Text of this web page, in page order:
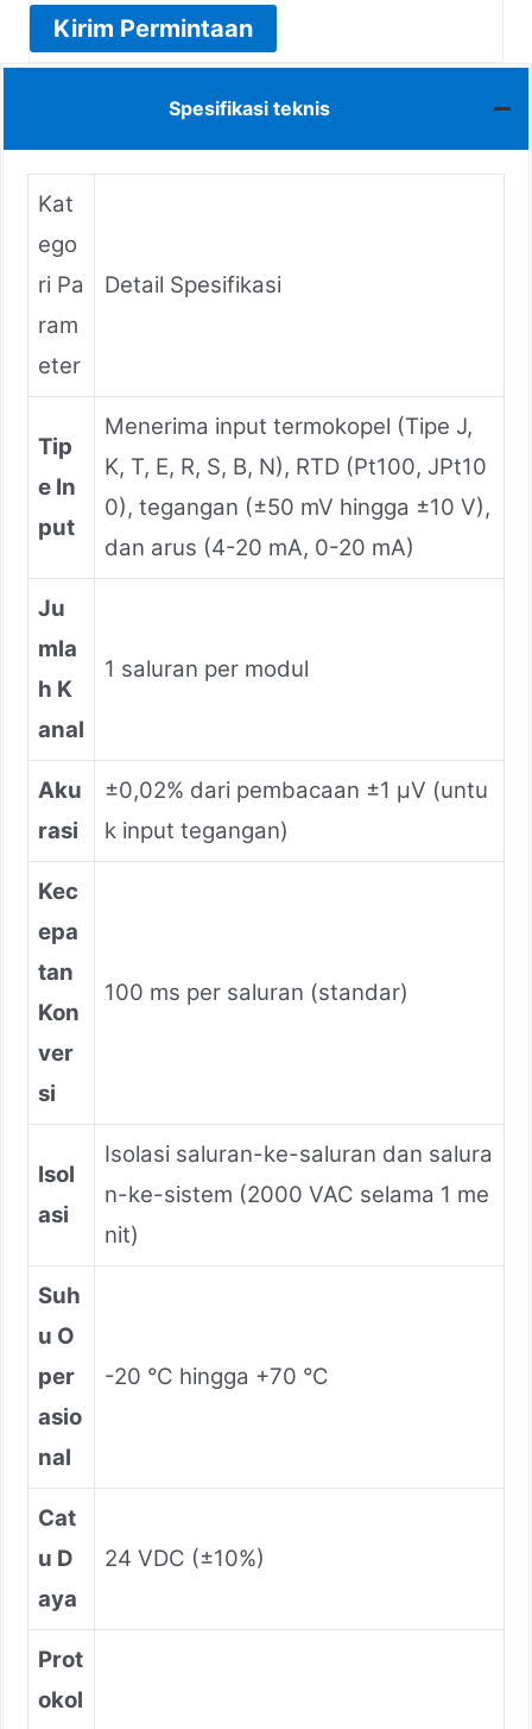
Kirim Permintaan
Spesifikasi teknis
Kat
ego
ri Pa
ram
eter
Detail Spesifikasi
Tip
e In
put
Menerima input termokopel (Tipe J,
K, T, E, R, S, B, N), RTD (Pt100, JPt10
0), tegangan (±50 mV hingga ±10 V),
dan arus (4-20 mA, 0-20 mA)
Ju
mla
h K
anal
1 saluran per modul
Aku
rasi
±0,02% dari pembacaan ±1 μV (untu
k input tegangan)
Kec
epa
tan
Kon
ver
si
100 ms per saluran (standar)
Isol
asi
Isolasi saluran-ke-saluran dan salura
n-ke-sistem (2000 VAC selama 1 me
nit)
Suh
u O
per
asio
nal
-20 °C hingga +70 °C
Cat
u D
aya
24 VDC (±10%)
Prot
okol